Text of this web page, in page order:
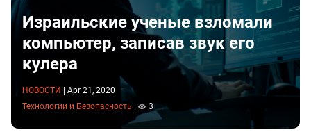
Израильские ученые взломали
компьютер, записав звук его
кулера
НОВОСТИ
Apr 21, 2020
Технологии и Безопасность
3